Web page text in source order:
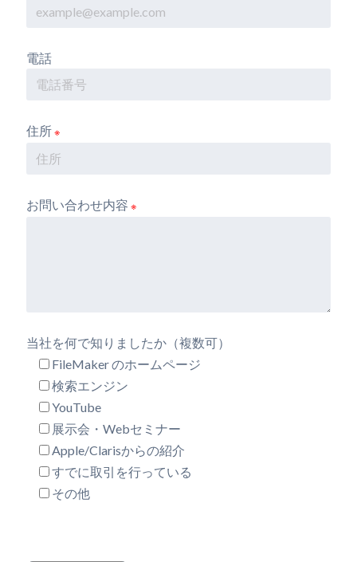
電話
住所※
お問い合わせ内容 ※
当社を何で知りましたか（複数可）
FileMaker のホームページ
検索エンジン
YouTube
展示会・Webセミナー
Apple/Clarisからの紹介
すでに取引を行っている
その他